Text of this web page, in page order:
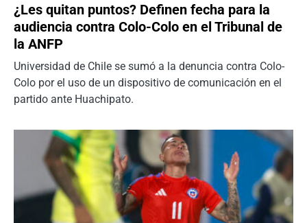
¿Les quitan puntos? Definen fecha para la
audiencia contra Colo-Colo en el Tribunal de
la ANFP
Universidad de Chile se sumó a la denuncia contra Colo-
Colo por el uso de un dispositivo de comunicación en el
partido ante Huachipato.